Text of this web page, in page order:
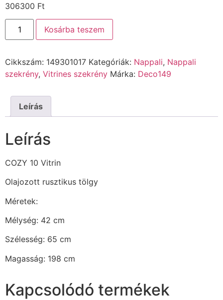
306300 Ft
Kosárba teszem
Cikkszám: 149301017 Kategóriák: Nappali, Nappali
szekrény, Vitrines szekrény Márka: Deco149
Leírás
Leírás
COZY 10 Vitrin
Olajozott rusztikus tölgy
Méretek:
Mélység: 42 cm
Szélesség: 65 cm
Magasság: 198 cm
Kapcsolódó termékek